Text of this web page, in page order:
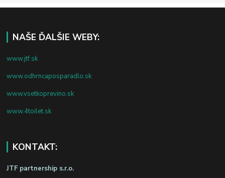
NAŠE ĎALŠIE WEBY:
www.jtf.sk
www.odhrncaposparadlo.sk
www.vsetkoprevino.sk
www.4toilet.sk
KONTAKT:
JTF partnership s.r.o.